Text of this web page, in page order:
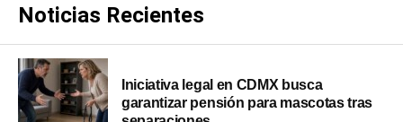
Noticias Recientes
Iniciativa legal en CDMX busca
garantizar pensión para mascotas tras